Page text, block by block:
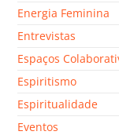
Energia Feminina
Entrevistas
Espaços
Espiritismo
Espiritualidade
Eventos